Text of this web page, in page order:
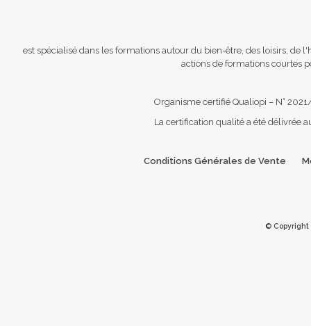
est spécialisé dans les formations autour du bien-être, des loisirs,
actions de formations courtes
Organisme certifié Qualiopi – N°
La certification qualité a été délivrée
Conditions Générales de Vente
© Copyright